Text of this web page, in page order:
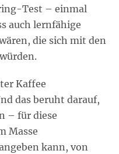
Test – einmal
auch lernfähige
die sich mit den
Kaffee
das beruht darauf,
– für diese
Masse
kann, von